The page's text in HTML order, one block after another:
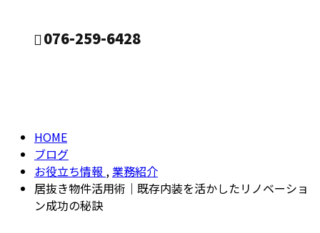
076-259-6428
HOME
ブログ
お役立ち情報 ,業務紹介
居抜き物件活用術｜既存内装を活かしたリノベーショ
ン成功の秘訣